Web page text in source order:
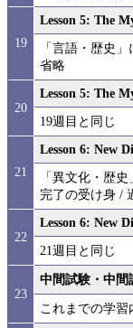
19
Lesson 5: The
「言語・歴史
省略
20
Lesson 5: The
19週目と同じ
21
Lesson 6: New
「異文化・歴
完了の受け身 /
22
Lesson 6: New
21週目と同じ
23
中間試験・中間
これまでの学